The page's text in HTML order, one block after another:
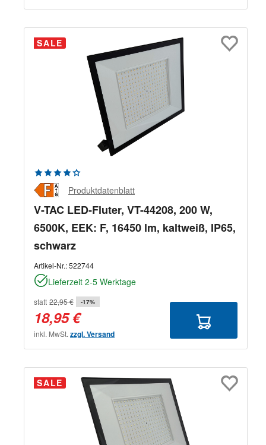
SALE
Durchschnittliche Bewertung von 4.33 von 5 Sternen
Produktdatenblatt
V-TAC LED-Fluter, VT-44208, 200 W,
6500K, EEK: F, 16450 lm, kaltweiß, IP65,
schwarz
Artikel-Nr.:522744
Lieferzeit 2-5 Werktage
statt 22,95 € -17%
18,95 €
inkl. MwSt. zzgl. Versand
SALE